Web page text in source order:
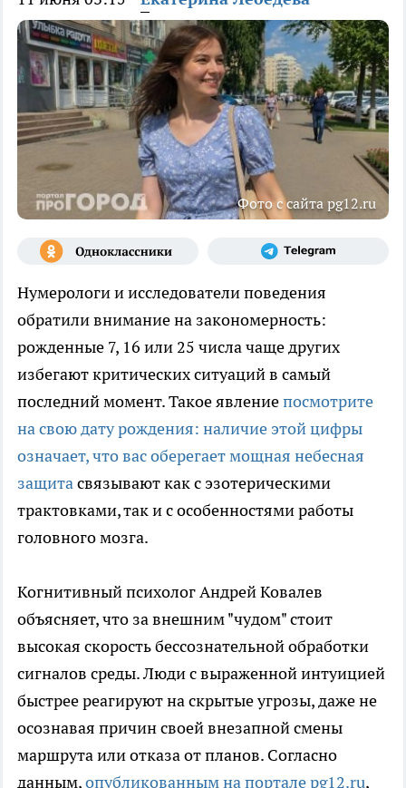
Фото с сайта pg12.ru
Нумерологи и исследователи поведения
обратили внимание на закономерность:
рожденные 7, 16 или 25 числа чаще других
избегают критических ситуаций в самый
последний момент. Такое явлениепосмотрите
на свою дату рождения: наличие этой цифры
означает, что вас оберегает мощная небесная
защитасвязывают как с эзотерическими
трактовками, так и с особенностями работы
головного мозга.
Когнитивный психолог Андрей Ковалев
объясняет, что за внешним "чудом" стоит
высокая скорость бессознательной обработки
сигналов среды. Люди с выраженной интуицией
быстрее реагируют на скрытые угрозы, даже не
осознавая причин своей внезапной смены
маршрута или отказа от планов. Согласно
данным,опубликованным на портале pg12.ru,